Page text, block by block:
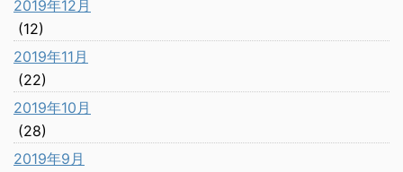
2019年12月
(12)
2019年11月
(22)
2019年10月
(28)
2019年9月